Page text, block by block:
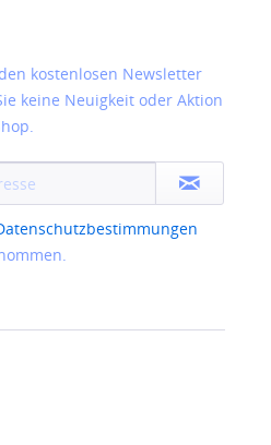
kostenlosen Newsletter
keine Neuigkeit oder Aktion